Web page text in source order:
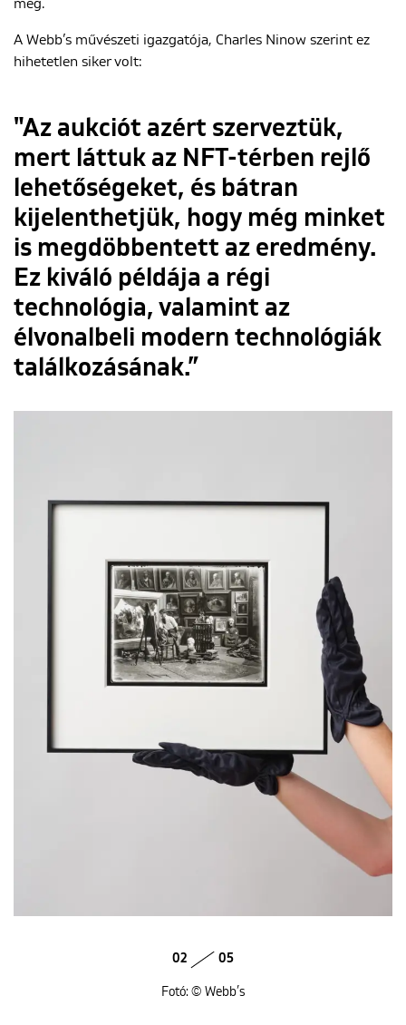
meg.
A Webb’s művészeti igazgatója, Charles Ninow szerint ez
hihetetlen siker volt:
"Az aukciót azért szerveztük,
mert láttuk az NFT-térben rejlő
lehetőségeket, és bátran
kijelenthetjük, hogy még minket
is megdöbbentett az eredmény.
Ez kiváló példája a régi
technológia, valamint az
élvonalbeli modern technológiák
találkozásának.”
02 05
Fotó: © Webb’s